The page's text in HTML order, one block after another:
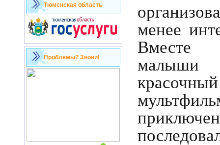
Тюменская область
Проблемы? Звони!
менее
Вместе
малыши